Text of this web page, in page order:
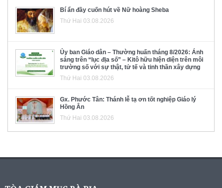
Bí ẩn đầy cuốn hút về Nữ hoàng Sheba
Thứ Hai 03.08.2026
Ủy ban Giáo dân – Thường huấn tháng 8/2026: Ánh
sáng trên “lục địa số” – Kitô hữu hiện diện trên môi
trường số với sự thật, tử tế và tinh thần xây dựng
Thứ Hai 03.08.2026
Gx. Phước Tân: Thánh lễ tạ ơn tốt nghiệp Giáo lý
Hồng Ân
Thứ Hai 03.08.2026